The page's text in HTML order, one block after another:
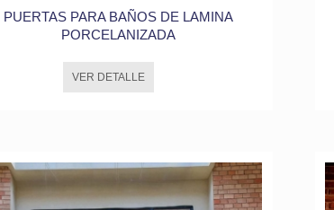
PUERTAS PARA BAÑOS DE LAMINA
PORCELANIZADA
VER DETALLE